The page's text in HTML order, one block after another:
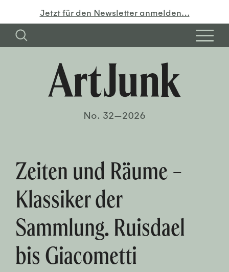
Jetzt für den Newsletter anmelden…
No. 32—2026
Zeiten und Räume –
Klassiker der
Sammlung. Ruisdael
bis Giacometti